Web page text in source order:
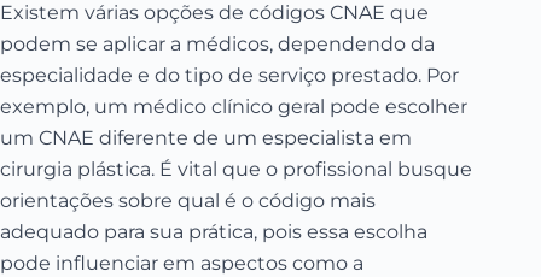
Existem várias opções de códigos CNAE que
podem se aplicar a médicos, dependendo da
especialidade e do tipo de serviço prestado. Por
exemplo, um médico clínico geral pode escolher
um CNAE diferente de um especialista em
cirurgia plástica. É vital que o profissional busque
orientações sobre qual é o código mais
adequado para sua prática, pois essa escolha
pode influenciar em aspectos como a